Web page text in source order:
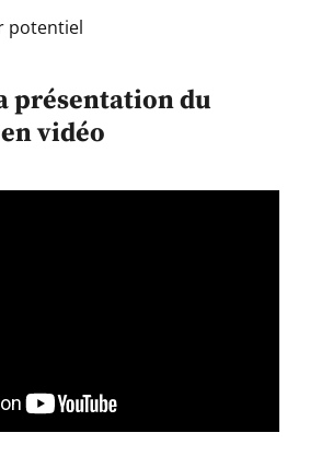
potentiel
présentation du
vidéo